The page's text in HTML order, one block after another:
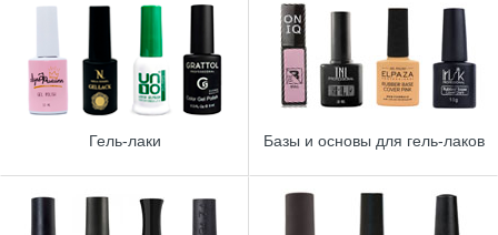
Гель-лаки Базы и основы для гель-лаков